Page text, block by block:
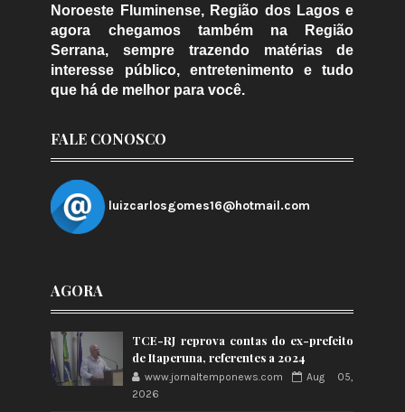
Noroeste Fluminense, Região dos Lagos e
agora chegamos também na Região
Serrana, sempre trazendo matérias de
interesse público, entretenimento e tudo
que há de melhor para você.
FALE CONOSCO
luizcarlosgomes16@hotmail.com
AGORA
TCE-RJ reprova contas do ex-prefeito
de Itaperuna, referentes a 2024
www.jornaltemponews.com
Aug 05,
2026